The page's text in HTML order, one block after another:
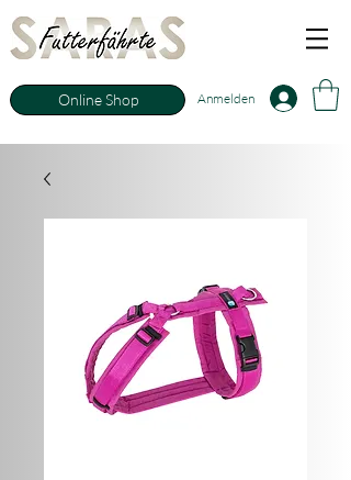
Anmelden
Online Shop